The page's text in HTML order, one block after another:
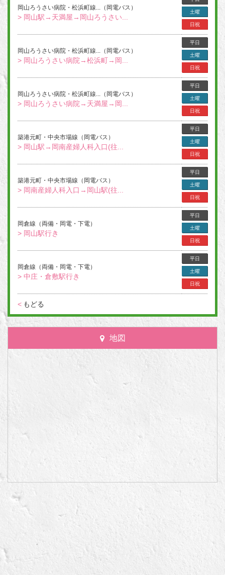
岡山ろうさい病院・松浜町線...（岡電バス）
> 岡山駅→天満屋→岡山ろうさい...
土曜
日祝
岡山ろうさい病院・松浜町線...（岡電バス）
> 岡山ろうさい病院→松浜町→岡...
平日
土曜
日祝
岡山ろうさい病院・松浜町線...（岡電バス）
> 岡山ろうさい病院→天満屋→岡...
平日
土曜
日祝
築港元町・中央市場線（岡電バス）
> 岡山駅→岡南産婦人科入口(往...
平日
土曜
日祝
築港元町・中央市場線（岡電バス）
> 岡南産婦人科入口→岡山駅(往...
平日
土曜
日祝
岡倉線（両備・岡電・下電）
> 岡山駅行き
平日
土曜
日祝
岡倉線（両備・岡電・下電）
> 中庄・倉敷駅行き
平日
土曜
日祝
< もどる
地図